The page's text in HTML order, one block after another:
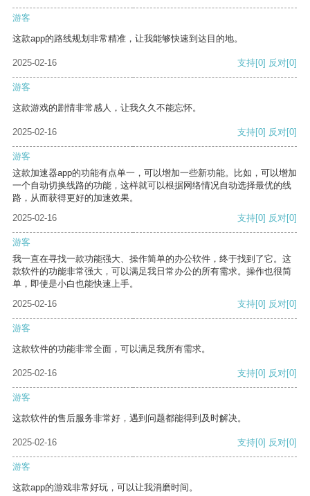
游客
这款app的路线规划非常精准，让我能够快速到达目的地。
2025-02-16 支持[0] 反对[0]
游客
这款游戏的剧情非常感人，让我久久不能忘怀。
2025-02-16 支持[0] 反对[0]
游客
这款加速器app的功能有点单一，可以增加一些新功能。比如，可以增加
一个自动切换线路的功能，这样就可以根据网络情况自动选择最优的线
路，从而获得更好的加速效果。
2025-02-16
支持[0] 反对[0]
游客
我一直在寻找一款功能强大、操作简单的办公软件，终于找到了它。这
款软件的功能非常强大，可以满足我日常办公的所有需求。操作也很简
单，即使是小白也能快速上手。
2025-02-16
支持[0] 反对[0]
游客
这款软件的功能非常全面，可以满足我所有需求。
2025-02-16 支持[0] 反对[0]
游客
这款软件的售后服务非常好，遇到问题都能得到及时解决。
2025-02-16 支持[0] 反对[0]
游客
这款app的游戏非常好玩，可以让我消磨时间。